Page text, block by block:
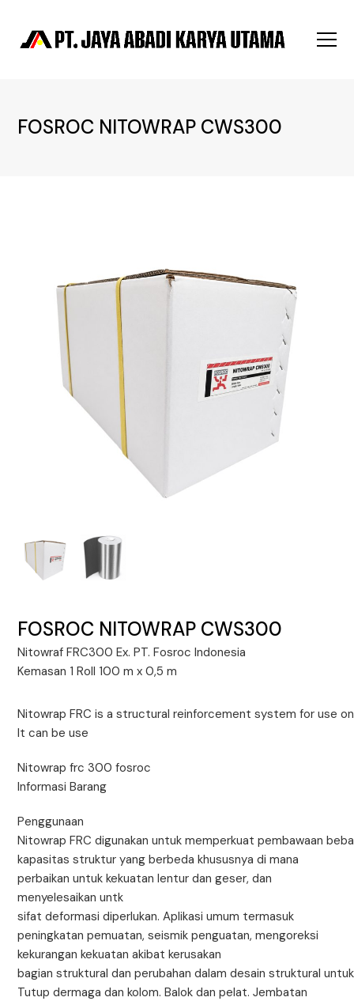
FOSROC NITOWRAP CWS300
FOSROC NITOWRAP CWS300
Nitowraf FRC300 Ex. PT. Fosroc Indonesia
Kemasan 1 Roll 100 m x 0,5 m
Nitowrap FRC is a structural reinforcement system for use
It can be use
Nitowrap frc 300 fosroc
Informasi Barang
Penggunaan
Nitowrap FRC digunakan untuk memperkuat pembawaan
kapasitas struktur yang berbeda khususnya di mana
perbaikan untuk kekuatan lentur dan geser, dan
menyelesaikan untk
sifat deformasi diperlukan. Aplikasi umum termasuk
peningkatan pemuatan, seismik penguatan, mengoreksi
kekurangan kekuatan akibat kerusakan
bagian struktural dan perubahan dalam desain struktural
Tutup dermaga dan kolom. Balok dan pelat. Jembatan